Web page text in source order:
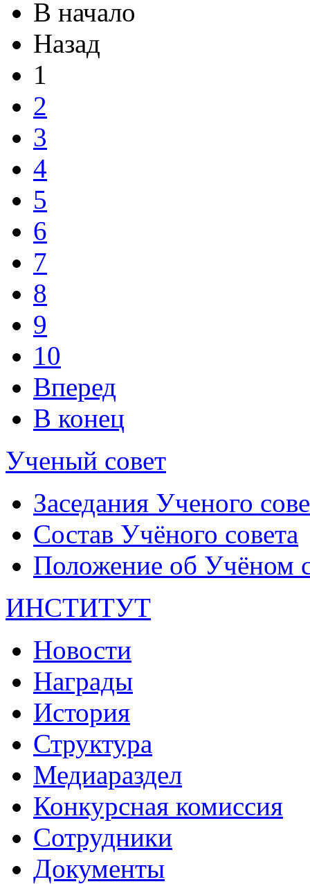
В начало
Назад
1
2
3
4
5
6
7
8
9
10
Вперед
В конец
Ученый совет
Заседания Ученого
Состав Учёного совета
Положение об Учёном
ИНСТИТУТ
Новости
Награды
История
Структура
Медиараздел
Конкурсная комиссия
Сотрудники
Документы